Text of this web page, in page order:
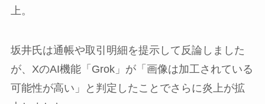
上。
坂井氏は通帳や取引明細を提示して反論しました
が、XのAI機能「Grok」が「画像は加工されている
可能性が高い」と判定したことでさらに炎上が拡